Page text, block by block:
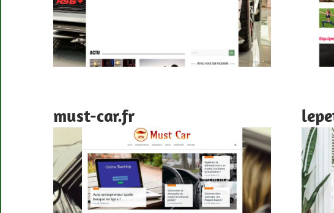
must-car.fr